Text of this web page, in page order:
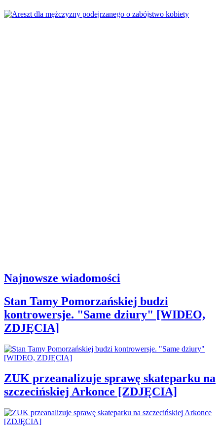
Najnowsze wiadomości
Stan Tamy Pomorzańskiej budzi
kontrowersje. "Same dziury" [WIDEO,
ZDJĘCIA]
ZUK przeanalizuje sprawę skateparku na
szczecińskiej Arkonce [ZDJĘCIA]